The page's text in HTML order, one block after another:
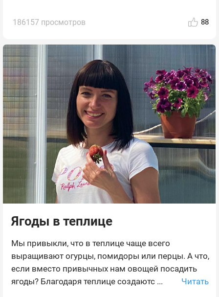
186157 просмотров 88
Ягоды в теплице
Мы привыкли, что в теплице чаще всего
выращивают огурцы, помидоры или перцы. А что,
если вместо привычных нам овощей посадить
ягоды? Благодаря теплице создаютс ...
Читать